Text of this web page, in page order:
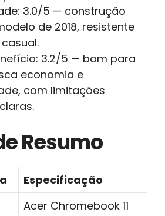
3.0/5 — construção
de 2018, resistente
3.2/5 — bom para
economia e
com limitações
Resumo
Especificação
Acer Chromebook 11